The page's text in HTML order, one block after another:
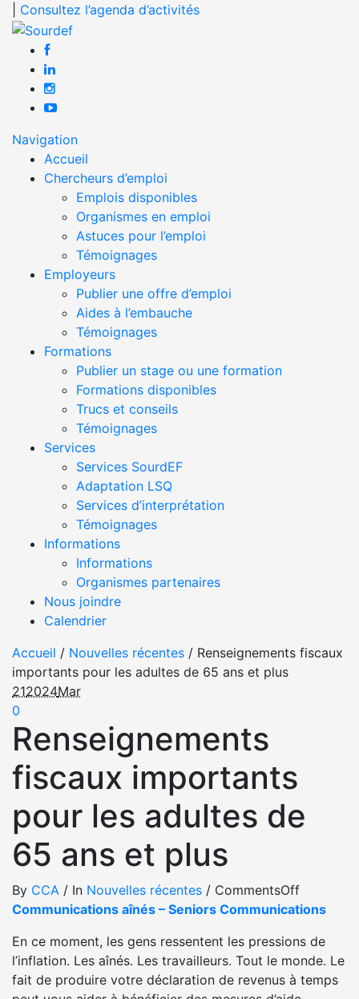
Consultez l’agenda d’activités
Navigation
Accueil
Chercheurs d’emploi
Emplois disponibles
Organismes en emploi
Astuces pour l’emploi
Témoignages
Employeurs
Publier une offre d’emploi
Aides à l’embauche
Témoignages
Formations
Publier un stage ou une formation
Formations disponibles
Trucs et conseils
Témoignages
Services
Services SourdEF
Adaptation LSQ
Services d’interprétation
Témoignages
Informations
Informations
Organismes partenaires
Nous joindre
Calendrier
Accueil / Nouvelles récentes / Renseignements fiscaux
importants pour les adultes de 65 ans et plus
212024Mar
0
Renseignements
fiscaux importants
pour les adultes de
65 ans et plus
By CCA / In Nouvelles récentes / CommentsOff
Communications aînés – Seniors Communications
En ce moment, les gens ressentent les pressions de
l’inflation. Les aînés. Les travailleurs. Tout le monde. Le
fait de produire votre déclaration de revenus à temps